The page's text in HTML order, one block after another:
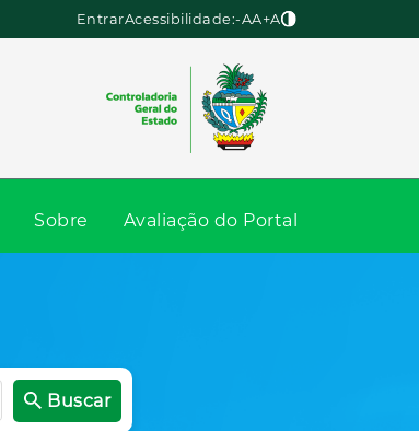
EntrarAcessibilidade:-AA+A
Sobre Avaliação do Portal
Buscar